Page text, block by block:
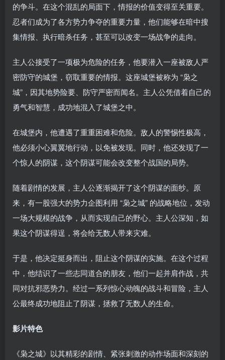
的争斗。在这个混乱的局面下，情报的价值变得至关重要。
忍者们成为了各方势力争夺的重要力量，他们能够在暗中搜
集情报、执行暗杀任务，甚至可以改变一场战争的走向。
主人公接受了一项极为危险的任务，他要潜入一座被敌人严
密防守的城堡，窃取重要的情报。这座城堡被称为 “枭之
城”，因其地势险要、防守严密而闻名。主人公凭借着自己的
勇气和智慧，成功地混入了城堡之中。
在城堡内，他遭遇了重重困难和危险。敌人的警惕性极高，
他必须小心翼翼地行动，以免被发现。同时，他还发现了一
个惊人的阴谋，这个阴谋可能会改变整个战国的局势。
随着剧情的发展，主人公逐渐揭开了这个阴谋的面纱。原
来，有一股强大的势力企图利用 “枭之城” 的战略地位，发动
一场大规模的战争，从而实现自己的野心。主人公深知，如
果这个阴谋得逞，将会给无数人带来灾难。
于是，他决定挺身而出，阻止这个阴谋的实施。在这个过程
中，他结识了一些志同道合的朋友，他们一起并肩作战，共
同对抗邪恶势力。经过一系列惊心动魄的战斗和冒险，主人
公最终成功地阻止了阴谋，拯救了无数人的生命。
影片特色
《枭之城》以其精彩的剧情、紧张刺激的动作场面和深刻的